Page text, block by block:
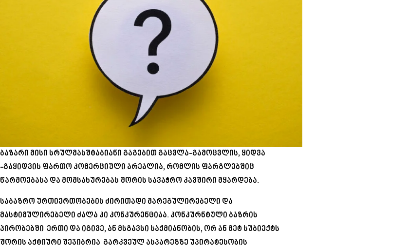
ბაზარი მისი სრულმასშტაბიანი გაგებით გაცვლა-გამოცვლის, ყიდვა
-გაყიდვის ფართო კომერციული არეალია, რომლის ფარგლებშიც
წარმოებასა და მომსახურებას შორის სავაჭრო კავშირი მყარდება.
საბაზრო ურთიერთობების ძირითადი მარეგულირებელი და
მასტიმულირებელი ძალა კი კონკურენციაა. კონკურნტული ბაზრის
პირობებში ერთი და იგივე, ან მსგავსი საქმიანობის, ორ ან მეტ სუბიექტს
შორის აქტიური შეჯიბრია გარკვეულ ასპარეზზე უპირატესობის